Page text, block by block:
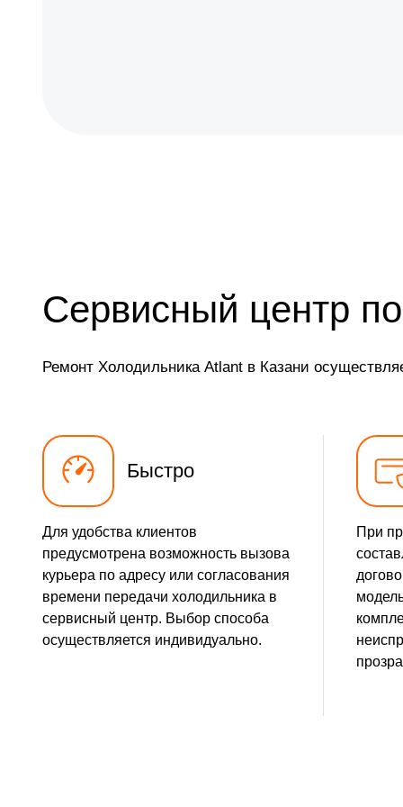
Сервисный центр
Ремонт Холодильника Atlant в Казани
Быстро
Для удобства клиентов
предусмотрена возможность вызова
курьера по адресу или согласования
времени передачи холодильника в
сервисный центр. Выбор способа
осуществляется индивидуально.
При